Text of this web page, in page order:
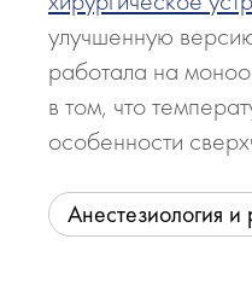
улучшенную
работала на
в том, что
особенности
Анестезиология